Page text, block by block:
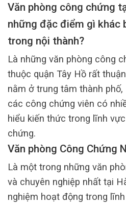
Văn phòng công chứng
những đặc điểm gì khác
trong nội thành?
Là những văn phòng công
thuộc quận Tây Hồ rất
nằm ở trung tâm thành
các công chứng viên có
hiểu kiến thức trong lĩnh
chứng.
Văn phòng Công Chứng
Là một trong những văn
và chuyên nghiệp nhất tại
nghiệm hoạt động trong